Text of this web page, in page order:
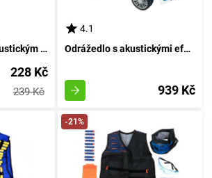
Stíhací letoun s akustickým a světelným efektem granátově modré barvy
228 Kč
239 Kč
4.1
Odrážedlo s akustickými efekty a osvětlením
939 Kč
-21%